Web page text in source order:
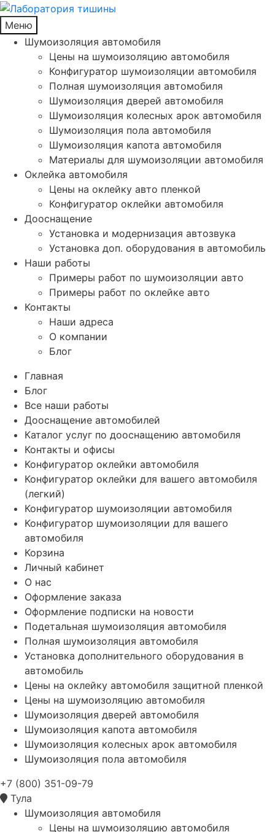
Меню
Шумоизоляция автомобиля
Цены на шумоизоляцию автомобиля
Конфигуратор шумоизоляции автомобиля
Полная шумоизоляция автомобиля
Шумоизоляция дверей автомобиля
Шумоизоляция колесных арок автомобиля
Шумоизоляция пола автомобиля
Шумоизоляция капота автомобиля
Материалы для шумоизоляции автомобиля
Оклейка автомобиля
Цены на оклейку авто пленкой
Конфигуратор оклейки автомобиля
Дооснащение
Установка и модернизация автозвука
Установка доп. оборудования в автомобиль
Наши работы
Примеры работ по шумоизоляции авто
Примеры работ по оклейке авто
Контакты
Наши адреса
О компании
Блог
Главная
Блог
Все наши работы
Дооснащение автомобилей
Каталог услуг по дооснащению автомобиля
Контакты и офисы
Конфигуратор оклейки автомобиля
Конфигуратор оклейки для вашего автомобиля
(легкий)
Конфигуратор шумоизоляции автомобиля
Конфигуратор шумоизоляции для вашего
автомобиля
Корзина
Личный кабинет
О нас
Оформление заказа
Оформление подписки на новости
Подетальная шумоизоляция автомобиля
Полная шумоизоляция автомобиля
Установка дополнительного оборудования в
автомобиль
Цены на оклейку автомобиля защитной пленкой
Цены на шумоизоляцию автомобиля
Шумоизоляция дверей автомобиля
Шумоизоляция капота автомобиля
Шумоизоляция колесных арок автомобиля
Шумоизоляция пола автомобиля
+7 (800) 351-09-79
Тула
Шумоизоляция автомобиля
Цены на шумоизоляцию автомобиля